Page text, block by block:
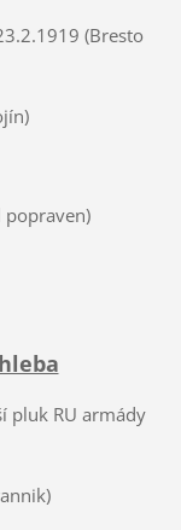
(Bresto
popraven)
pluk RU armády